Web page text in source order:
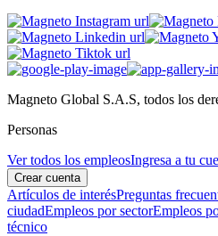
Magneto Global S.A.S, todos los
Personas
Ver todos los empleosIngresa a tu
Crear cuenta
Artículos de interésPreguntas
ciudadEmpleos por sectorEmpleos
técnico